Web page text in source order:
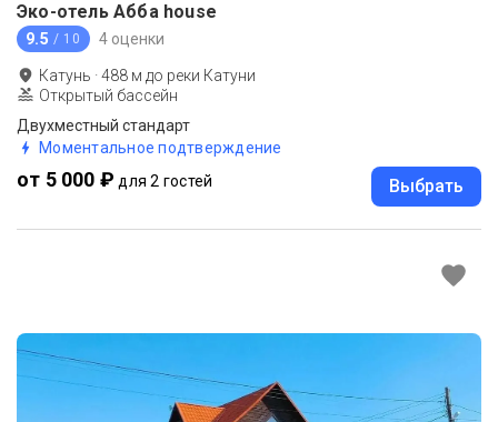
Эко-отель Абба house
9.5 / 10 4 оценки
Катунь ·488 м до реки Катуни
Открытый бассейн
Двухместный стандарт
Моментальное подтверждение
от 5 000 ₽ для 2 гостей Выбрать